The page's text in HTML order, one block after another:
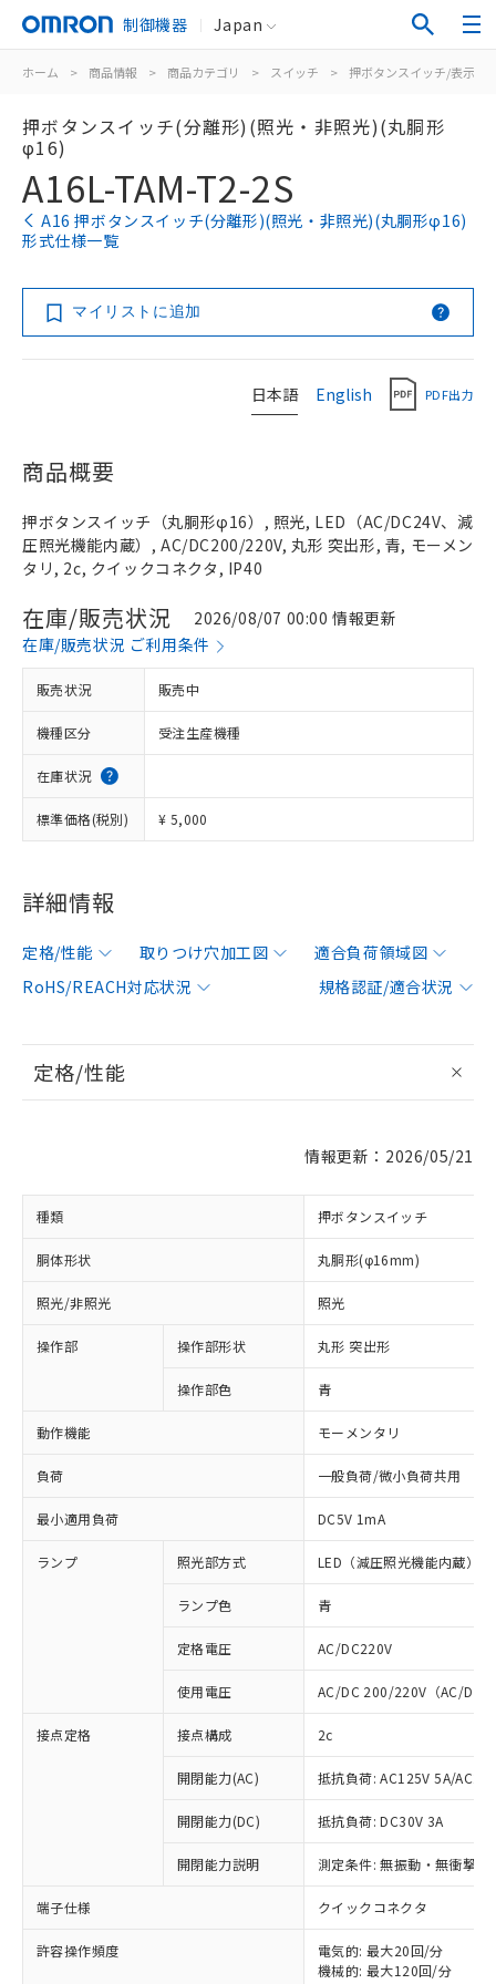
制御機器 Japan
ホーム > 商品情報 > 商品カテゴリ > スイッチ > 押ボタンスイッチ/表示灯
押ボタンスイッチ(分離形)(照光・非照光)(丸胴形
φ16)
A16L-TAM-T2-2S
A16 押ボタンスイッチ(分離形)(照光・非照光)(丸胴形φ16)
形式仕様一覧
マイリストに追加
日本語 English PDF出力
商品概要
押ボタンスイッチ（丸胴形φ16）, 照光, LED（AC/DC24V、減
圧照光機能内蔵）, AC/DC200/220V, 丸形 突出形, 青, モーメン
タリ, 2c, クイックコネクタ, IP40
在庫/販売状況
2026/08/07 00:00 情報更新
在庫/販売状況 ご利用条件
販売状況 販売中
機種区分 受注生産機種
在庫状況
標準価格(税別) ¥ 5,000
詳細情報
定格/性能 取りつけ穴加工図
適合負荷領域図
RoHS/REACH対応状況
規格認証/適合状況
定格/性能
情報更新：2026/05/21
種類 押ボタンスイッチ
胴体形状 丸胴形(φ16mm)
照光/非照光 照光
操作部 操作部形状 丸形 突出形
操作部色 青
動作機能 モーメンタリ
負荷 一般負荷/微小負荷共用
最小適用負荷 DC5V 1mA
ランプ 照光部方式 LED（減圧照光機能内蔵）
ランプ色 青
定格電圧 AC/DC220V
使用電圧 AC/DC 200/220V（AC/DC
接点定格 接点構成 2c
開閉能力(AC) 抵抗負荷: AC125V 5A/
開閉能力(DC) 抵抗負荷: DC30V 3A
開閉能力説明 測定条件: 無振動・無衝撃
端子仕様 クイックコネクタ
許容操作頻度
電気的: 最大20回/分
機械的: 最大120回/分
※1 対応状況
対応済み：EU RoHS指令（10物質）の
非含有に対応した製品が提供可能な商品で
す。